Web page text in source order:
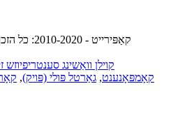
© קאַפּירייט - 2010-2020: כל הזכויות שמורות.
קוילן וואַשינג סענטריפיוזש
קאָמפּאָנענט, גאַרטל פּולי (פּויק),